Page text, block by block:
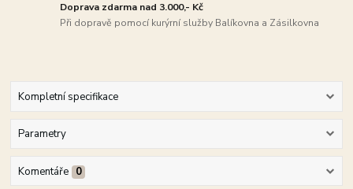
Doprava zdarma nad 3.000,- Kč
Při dopravě pomocí kurýrní služby Balíkovna a Zásilkovna
Kompletní specifikace
Parametry
Komentáře 0